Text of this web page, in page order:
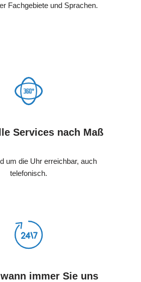
Fachgebiete und Sprachen.
Services nach Maß
um die Uhr erreichbar, auch
telefonisch.
immer Sie uns